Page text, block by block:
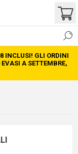
INCLUSI! GLI ORDINI
A SETTEMBRE,